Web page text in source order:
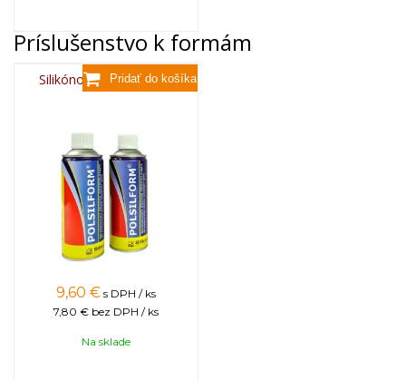
Príslušenstvo k formám
Silikónový sprej 400 ml
9,60 € s DPH / ks
7,80 € bez DPH / ks
Na sklade